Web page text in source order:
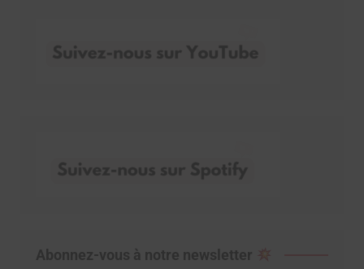
Abonnez-vous à notre newsletter